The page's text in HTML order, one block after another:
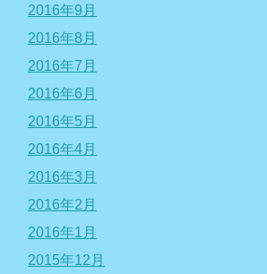
2016年9月
2016年8月
2016年7月
2016年6月
2016年5月
2016年4月
2016年3月
2016年2月
2016年1月
2015年12月